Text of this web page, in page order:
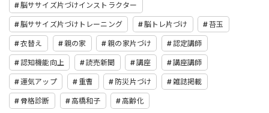
脳ササイズ片づけインストラクター
脳ササイズ片づけトレーニング 脳トレ片づけ 苔玉
衣替え 親の家 親の家片づけ 認定講師
認知機能向上 読売新聞 講座 講座講師
運気アップ 重曹 防災片づけ 雑誌掲載
骨格診断 高橋和子 高齢化